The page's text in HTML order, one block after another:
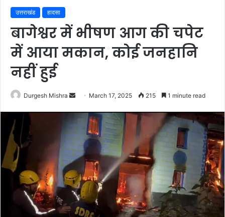
उत्तराखंड हादसा
बागेश्वर में भीषण आग की चपेट
में आया मकान, कोई जनहानि
नहीं हुई
Durgesh Mishra
Send
email
March 17, 2025 215 1 minute read